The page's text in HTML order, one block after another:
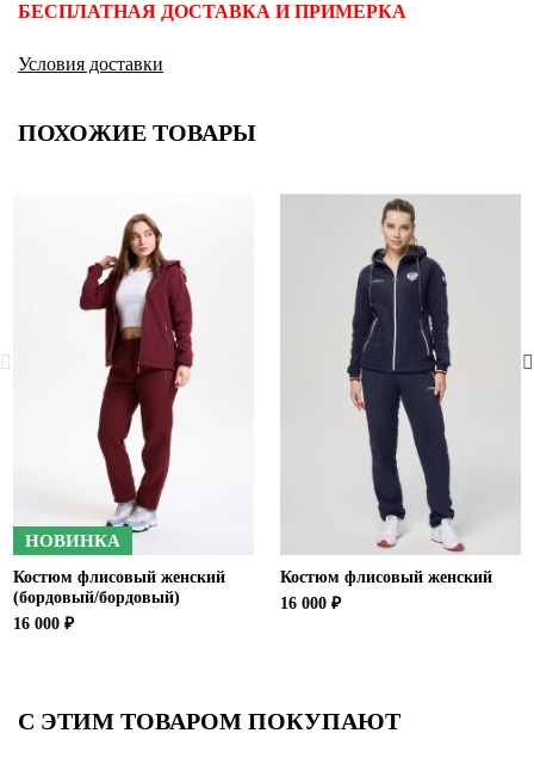
БЕСПЛАТНАЯ ДОСТАВКА И ПРИМЕРКА
Условия доставки
ПОХОЖИЕ ТОВАРЫ
НОВИНКА
Костюм флисовый женский
(бордовый/бордовый)
16 000 ₽
Костюм флисовый женский
16 000 ₽
С ЭТИМ ТОВАРОМ ПОКУПАЮТ